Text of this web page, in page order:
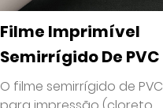
Filme Imprimível
Semirrígido De PVC
O filme semirrígido de PVC